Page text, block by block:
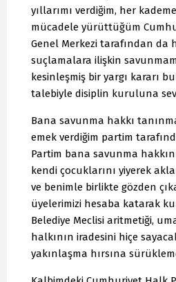
yıllarımı verdiğim, her
mücadele yürüttüğüm
Genel Merkezi tarafından da
suçlamalara ilişkin
kesinleşmiş bir yargı kararı
talebiyle disiplin kuruluna
Bana savunma hakkı
emek verdiğim partim
Partim bana savunma
kendi çocuklarını yiyerek
ve benimle birlikte gözden
üyelerimizi hesaba katarak
Belediye Meclisi aritmetiği,
halkının iradesini hiçe
yakınlaşma hırsına